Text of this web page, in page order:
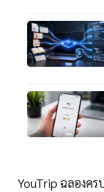
YouTrip ฉลองค